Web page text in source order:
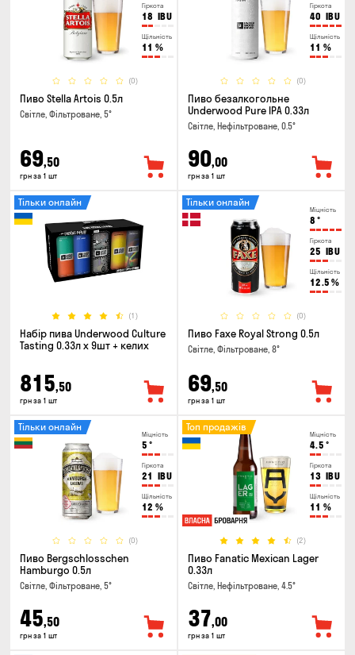
Гіркота
18 IBU
Щільність
11 %
(0)
Пиво Stella Artois 0.5л
Світле, Фільтроване, 5°
69,50
грн за 1 шт
Гіркота
40 IBU
Щільність
11 %
(0)
Пиво безалкогольне
Underwood Pure IPA 0.33л
Світле, Нефільтроване, 0.5°
90,00
грн за 1 шт
(1)
Тільки онлайн
Набір пива Underwood Culture
Tasting 0.33л x 9шт + келих
815,50
грн за 1 шт
Міцність
8 °
Гіркота
25 IBU
Щільність
12.5 %
(0)
Тільки онлайн
Пиво Faxe Royal Strong 0.5л
Світле, Фільтроване, 8°
69,50
грн за 1 шт
Міцність
5 °
Гіркота
21 IBU
Щільність
12 %
(0)
Тільки онлайн
Пиво Bergschlosschen
Hamburgo 0.5л
Світле, Фільтроване, 5°
45,50
грн за 1 шт
Міцність
4.5 °
Гіркота
13 IBU
Щільність
11 %
(2)
Топ продажів
Пиво Fanatic Mexican Lager
0.33л
Світле, Нефільтроване, 4.5°
37,00
грн за 1 шт